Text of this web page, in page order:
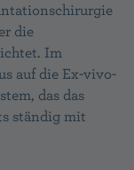
die
Im
auf die Ex-vivo-
das das
ständig mit